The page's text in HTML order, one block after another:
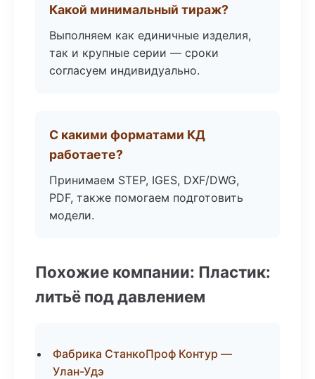
Какой минимальный тираж?
Выполняем как единичные изделия,
так и крупные серии — сроки
согласуем индивидуально.
С какими форматами КД
работаете?
Принимаем STEP, IGES, DXF/DWG,
PDF, также помогаем подготовить
модели.
Похожие компании: Пластик:
литьё под давлением
Фабрика СтанкоПроф Контур —
Улан-Удэ